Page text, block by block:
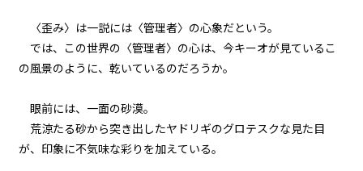
第五話 奇跡の【下拵え】
一章 黒髪黒目の少女
一章 黒髪黒目の少女
第七話 少女の要求
〈歪み〉は一説には〈管理者〉の心象だという。
では、この世界の〈管理者〉の心は、今キーオが見ているこ
の風景のように、乾いているのだろうか。
眼前には、一面の砂漠。
荒涼たる砂から突き出したヤドリギのグロテスクな見た目
が、印象に不気味な彩りを加えている。